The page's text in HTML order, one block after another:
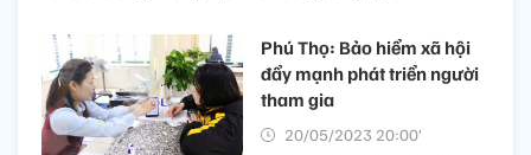
Phú Thọ: Bảo hiểm xã hội
đẩy mạnh phát triển người
tham gia
20/05/2023 20:00’